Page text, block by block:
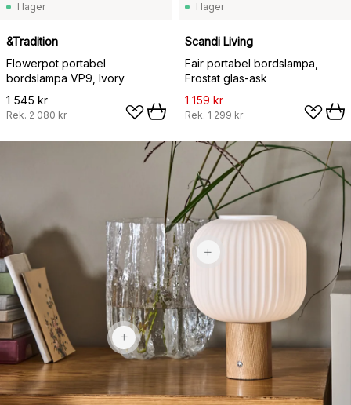
I lager
&Tradition
Flowerpot portabel
bordslampa VP9, Ivory
1 545 kr
Rek. 2 080 kr
I lager
Scandi Living
Fair portabel bordslampa,
Frostat glas-ask
1 159 kr
Rek. 1 299 kr
1 159 kr
2 969 kr